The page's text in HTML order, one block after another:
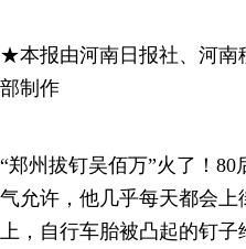
★本报由河南日报社、河南
部制作
“郑州拔钉吴佰万”火了！
气允许，他几乎每天都会上
上，自行车胎被凸起的钉